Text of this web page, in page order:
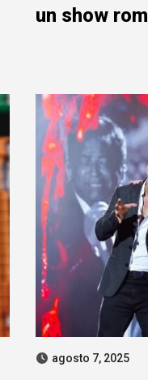
un show
agosto 7, 2025